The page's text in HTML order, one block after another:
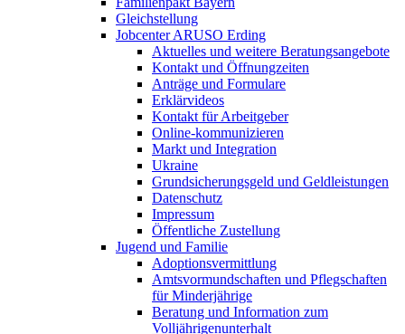
Gleichstellung
Jobcenter ARUSO Erding
Aktuelles und weitere Beratungsangebote
Kontakt und Öffnungzeiten
Anträge und Formulare
Erklärvideos
Kontakt für Arbeitgeber
Online-kommunizieren
Markt und Integration
Ukraine
Grundsicherungsgeld und Geldleistungen
Datenschutz
Impressum
Öffentliche Zustellung
Jugend und Familie
Adoptionsvermittlung
Amtsvormundschaften und Pflegschaften
für Minderjährige
Beratung und Information zum
Volljährigenunterhalt